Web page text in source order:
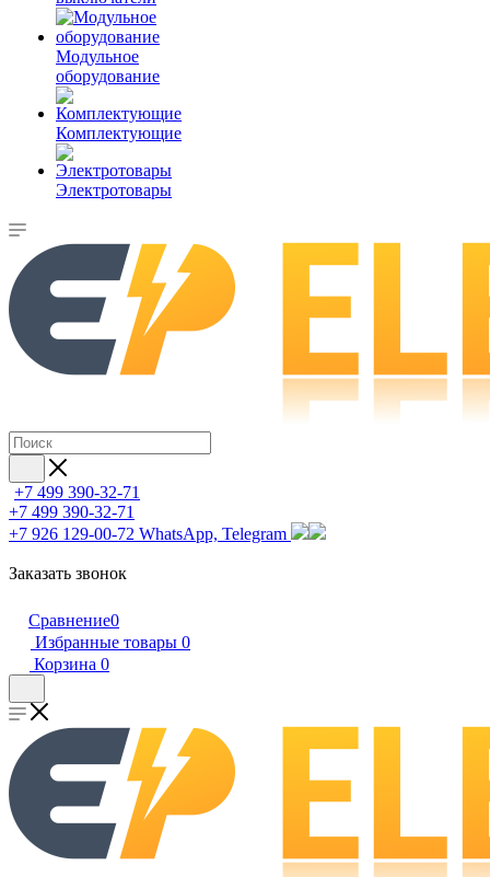
Модульное
оборудование
Комплектующие
Электротовары
+7 499 390-32-71
+7 499 390-32-71
+7 926 129-00-72 WhatsApp, Telegram
Заказать звонок
Сравнение0
Избранные товары 0
Корзина 0